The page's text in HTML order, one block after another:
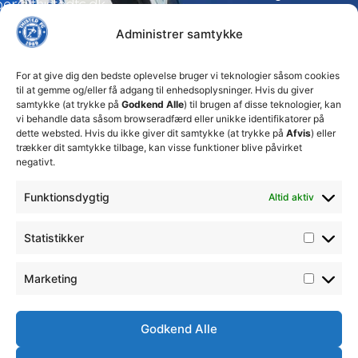
Administrer samtykke
For at give dig den bedste oplevelse bruger vi teknologier såsom cookies
til at gemme og/eller få adgang til enhedsoplysninger. Hvis du giver
samtykke (at trykke på Godkend Alle) til brugen af disse teknologier, kan
vi behandle data såsom browseradfærd eller unikke identifikatorer på
dette websted. Hvis du ikke giver dit samtykke (at trykke på Afvis) eller
trækker dit samtykke tilbage, kan visse funktioner blive påvirket
negativt.
Funktionsdygtig Altid aktiv
Statistikker
Marketing
Godkend Alle
24. juli 2026
økonomiske
beslutninger
for at
sikre
klubbens
DBU
Thisted
13. juli 2026